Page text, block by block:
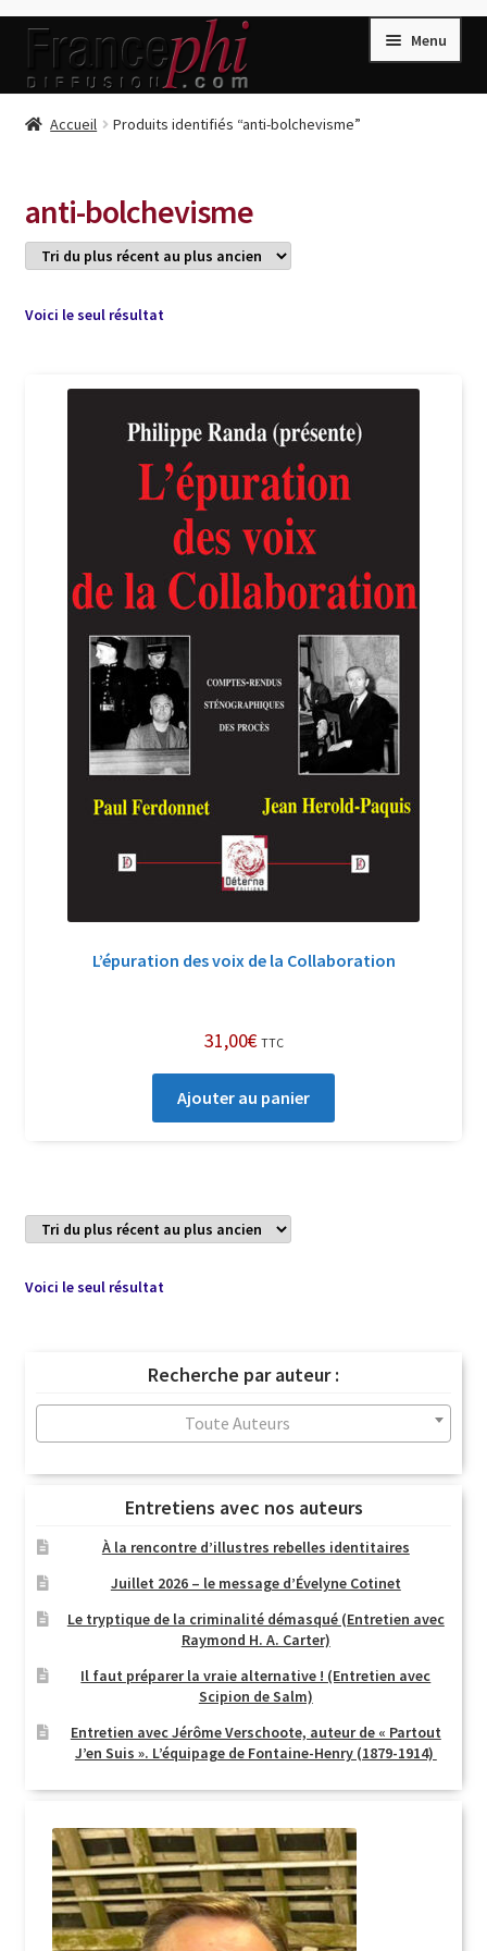
Aller
la
Aller
contenu
Menu
Accueil
Conditions de Vente
Connection
Listes d’Envies
Livres de Peter Randa
Livres de Philippe Randa
Nous Contacter
Politique de confidentialité et cookies
Qui sommes-nous ?
Soutien à Philippe Randa
Suivi de la Commande
Accueil Produits identifiés “anti-bolchevisme”
anti-bolchevisme
Voici le seul résultat
L’épuration des voix de la Collaboration
31,00€ TTC
Ajouter au panier
Voici le seul résultat
Recherche par auteur :
Toute Auteurs
Entretiens avec nos auteurs
À la rencontre d’illustres rebelles identitaires
Juillet 2026 – le message d’Évelyne Cotinet
Le tryptique de la criminalité démasqué (Entretien avec
Raymond H. A. Carter)
Il faut préparer la vraie alternative ! (Entretien avec
Scipion de Salm)
Entretien avec Jérôme Verschoote, auteur de « Partout
J’en Suis ». L’équipage de Fontaine-Henry (1879-1914)